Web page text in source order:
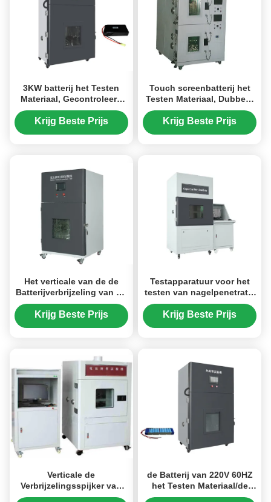
3KW batterij het Testen
Materiaal, Gecontroleerd
Extern de
Kortsluitingmeetapparaat
Krijg Beste Prijs
Touch screenbatterij het
Testen Materiaal, Dubbel -
Gelaagde Hoge Lage
Temperatuurkamer
Krijg Beste Prijs
Het verticale van de de
Batterijverbrijzeling van de
Drukstructuur van de de
Spijkerpenetratie Hoge
Krijg Beste Prijs
Testapparatuur voor het
testen van nagelpenetratie
met batterij
Krijg Beste Prijs
Verticale de
Verbrijzelingsspijker van
de Uitdrijvingsbatterij De
de Batterij van 220V 60HZ
het Testen Materiaal/de
Testkamer van het